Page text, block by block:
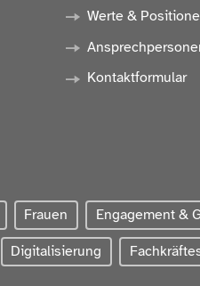
Werte &
Kontaktformular
Frauen Engagement &
Digitalisierung